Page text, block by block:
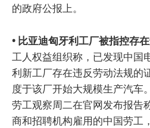
的政府公报上。
• 比亚迪匈牙利工厂被指控存在
工人权益组织称，已发现中国
利新工厂存在违反劳动法规的
度于该厂开始大规模生产汽车
劳工观察周二在官网发布报告
商和招聘机构雇用的中国劳工